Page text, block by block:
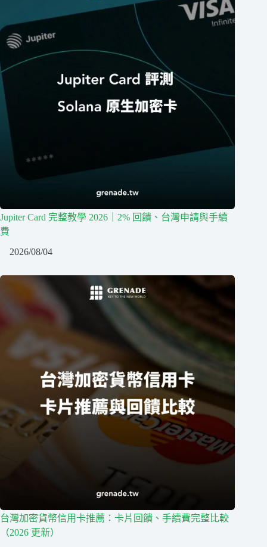
Jupiter Card 完整教學 2026｜2% 回饋、台灣申請與手續
費
2026/08/04
台灣加密貨幣信用卡推薦：卡片回饋、手續費完整比較
（2026 更新）